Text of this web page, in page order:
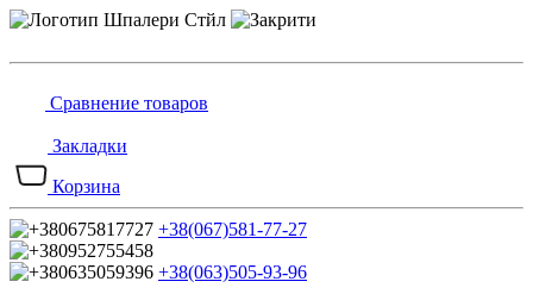
Сравнение товаров
Закладки
Корзина
+38(067)581-77-27
+38(063)505-93-96